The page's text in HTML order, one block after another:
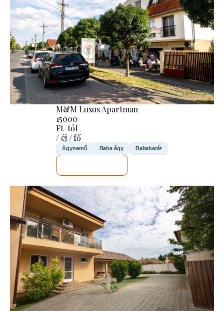
M&M Luxus Apartman
15000
Ft-tól
/ éj / fő
Ágynemű Baba ágy Bababarát